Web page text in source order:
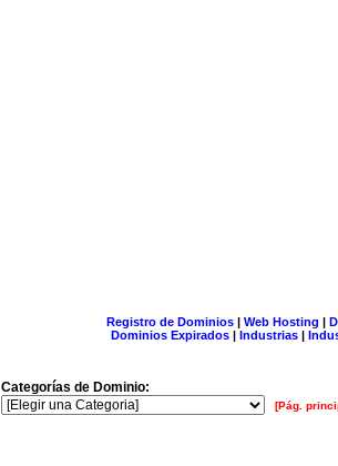
Registro de Dominios| Web Hosting |
Dominios Expirados | Industrias |
Categorías de Dominio:
[Pág.